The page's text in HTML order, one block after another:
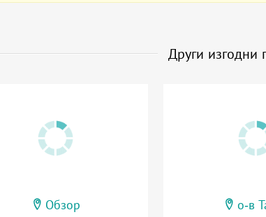
Други изгодни
Обзор о-в